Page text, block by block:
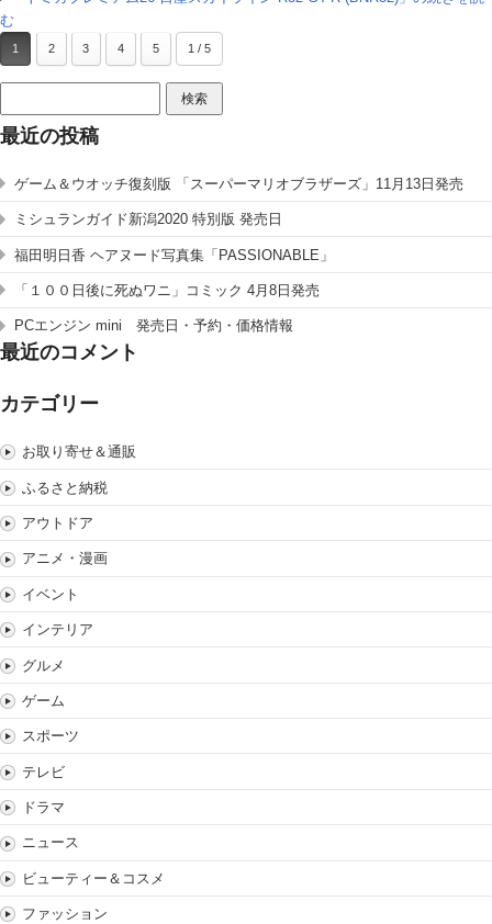
む
1 2 3 4 5 1 / 5
索:
最近の投稿
ゲーム＆ウオッチ復刻版 「スーパーマリオブラザーズ」11月13日発売
ミシュランガイド新潟2020 特別版 発売日
福田明日香 ヘアヌード写真集「PASSIONABLE」
「１００日後に死ぬワニ」コミック 4月8日発売
PCエンジン mini 発売日・予約・価格情報
最近のコメント
カテゴリー
お取り寄せ＆通販
ふるさと納税
アウトドア
アニメ・漫画
イベント
インテリア
グルメ
ゲーム
スポーツ
テレビ
ドラマ
ニュース
ビューティー＆コスメ
ファッション